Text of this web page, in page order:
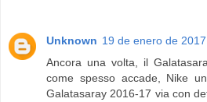
Unknown 19 de enero de
Ancora una volta, il
come spesso accade, Nike
Galatasaray 2016-17 via con